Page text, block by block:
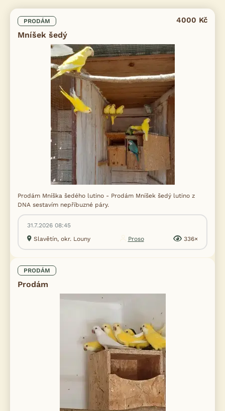
PRODÁM
Mníšek šedý
4000 Kč
Prodám Mníška šedého lutino - Prodám Mníšek šedý lutino z
DNA sestavím nepříbuzné páry.
31.7.2026 08:45
Slavětín, okr. Louny
Proso 336×
PRODÁM
Prodám